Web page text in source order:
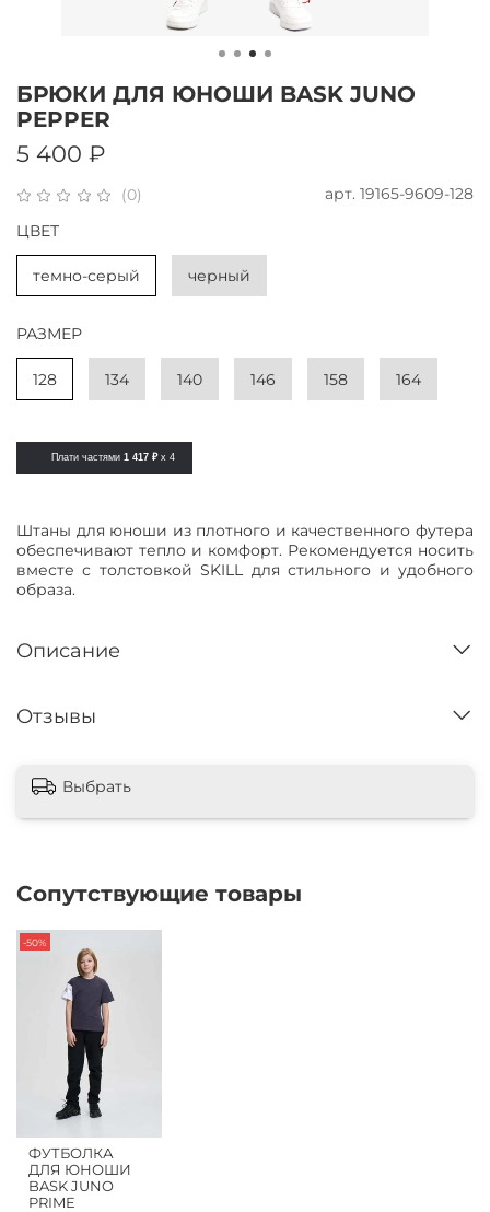
(0) арт. 19165-9609-128
БРЮКИ ДЛЯ ЮНОШИ BASK JUNO
PEPPER
5 400 ₽
Плати частями 1 417 ₽ x 4
ЦВЕТ
темно-серый черный
РАЗМЕР
128 134 140 146 158 164
Штаны для юноши из плотного и качественного футера
обеспечивают тепло и комфорт. Рекомендуется носить
вместе с толстовкой SKILL для стильного и удобного
образа.
Описание
Отзывы
Выбрать
Сопутствующие товары
-50%
ФУТБОЛКА
ДЛЯ ЮНОШИ
BASK JUNO
PRIME